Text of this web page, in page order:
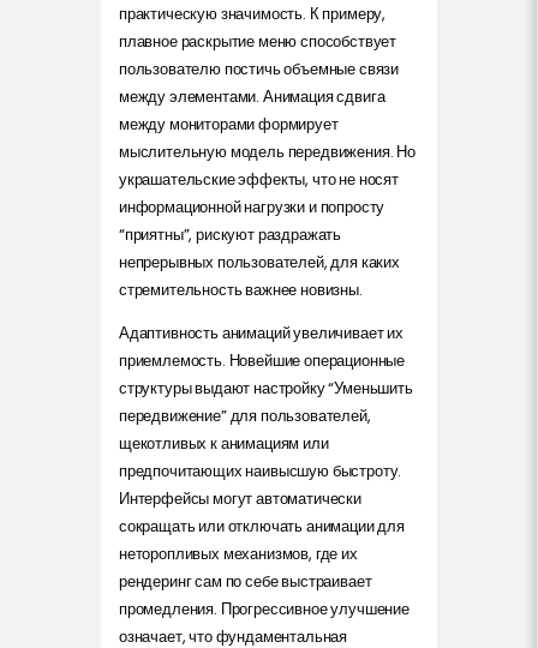
практическую значимость. К примеру,
плавное раскрытие меню способствует
пользователю постичь объемные связи
между элементами. Анимация сдвига
между мониторами формирует
мыслительную модель передвижения. Но
украшательские эффекты, что не носят
информационной нагрузки и попросту
“приятны”, рискуют раздражать
непрерывных пользователей, для каких
стремительность важнее новизны.
Адаптивность анимаций увеличивает их
приемлемость. Новейшие операционные
структуры выдают настройку “Уменьшить
передвижение” для пользователей,
щекотливых к анимациям или
предпочитающих наивысшую быстроту.
Интерфейсы могут автоматически
сокращать или отключать анимации для
неторопливых механизмов, где их
рендеринг сам по себе выстраивает
промедления. Прогрессивное улучшение
означает, что фундаментальная